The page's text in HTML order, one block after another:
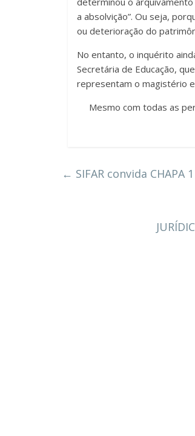
a absolvição”. Ou seja,
ou deterioração do
No entanto, o inquérito
Secretária de Educação,
representam o magistério
Mesmo com todas as
← SIFAR convida